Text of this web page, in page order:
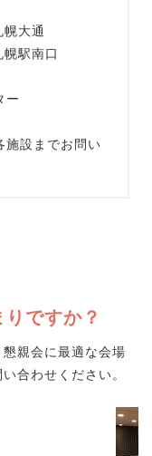
大通
駅南口
ー
施設までお問い
ですか？
親会に最適な会場
合わせください。